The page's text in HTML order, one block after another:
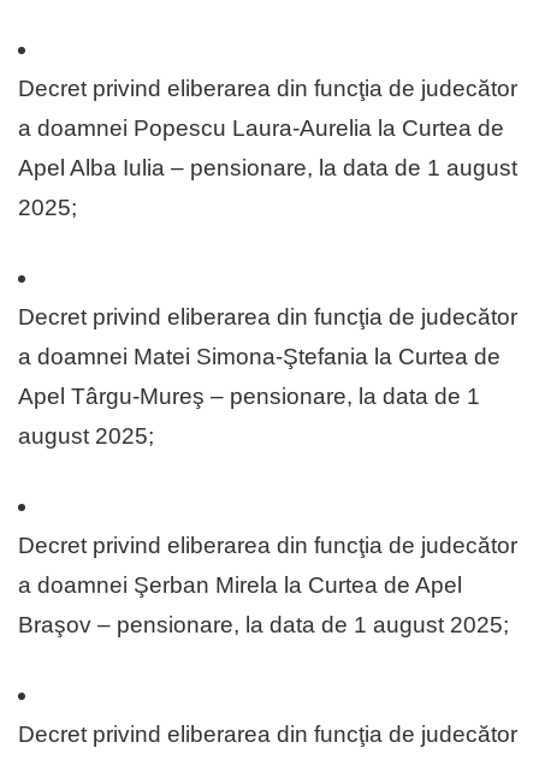
Decret privind eliberarea din funcţia de judecător
a doamnei Popescu Laura-Aurelia la Curtea de
Apel Alba Iulia – pensionare, la data de 1 august
2025;
Decret privind eliberarea din funcţia de judecător
a doamnei Matei Simona-Ştefania la Curtea de
Apel Târgu-Mureş – pensionare, la data de 1
august 2025;
Decret privind eliberarea din funcţia de judecător
a doamnei Şerban Mirela la Curtea de Apel
Braşov – pensionare, la data de 1 august 2025;
Decret privind eliberarea din funcţia de judecător